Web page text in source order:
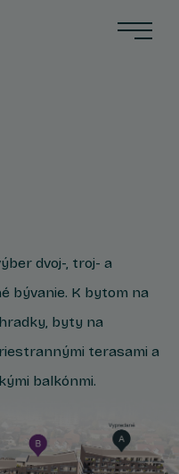
dvoj-, troj- a
bývanie. K bytom na
byty na
terasami a
balkónmi.